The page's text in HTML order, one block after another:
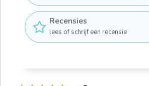
Recensies
lees of schrijf een recensie